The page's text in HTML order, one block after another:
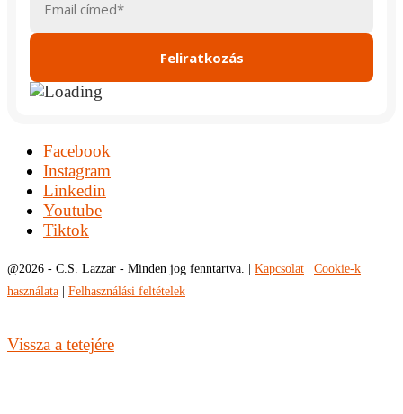
Facebook
Instagram
Linkedin
Youtube
Tiktok
@2026 - C.S. Lazzar - Minden jog fenntartva. | Kapcsolat
Cookie-k
használata
Felhasználási feltételek
Vissza a tetejére